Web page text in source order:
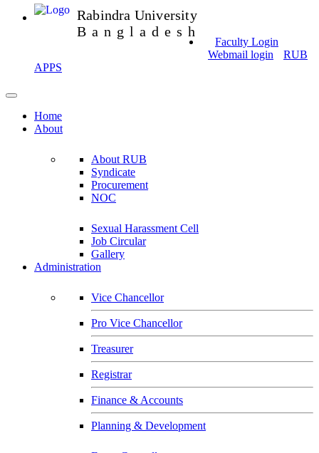
Rabindra University
Bangladesh
Faculty Login
Webmail login
RUB
APPS
Home
About
About RUB
Syndicate
Procurement
NOC
Sexual Harassment Cell
Job Circular
Gallery
Administration
Vice Chancellor
Pro Vice Chancellor
Treasurer
Registrar
Finance & Accounts
Planning & Development